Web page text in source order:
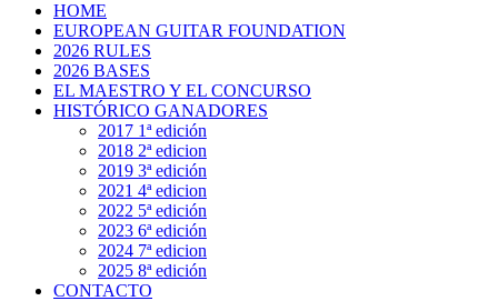
HOME
EUROPEAN GUITAR FOUNDATION
2026 RULES
2026 BASES
EL MAESTRO Y EL CONCURSO
HISTÓRICO GANADORES
2017 1ª edición
2018 2ª edicion
2019 3ª edición
2021 4ª edicion
2022 5ª edición
2023 6ª edición
2024 7ª edicion
2025 8ª edición
CONTACTO